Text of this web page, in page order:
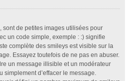
sont de petites images utilisées pour
un code simple, exemple : :) signifie
complète des smileys est visible sur la
Essayez toutefois de ne pas en abuser.
un message illisible et un modérateur
simplement d’effacer le message.